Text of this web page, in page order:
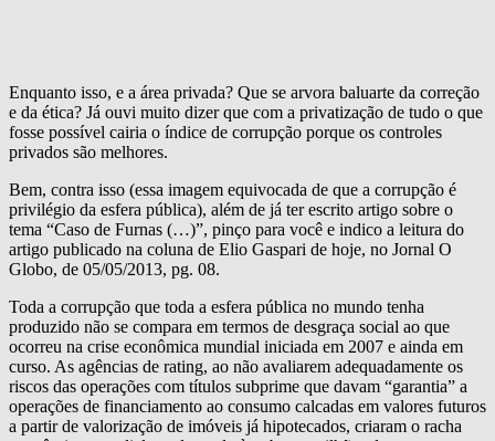
Enquanto isso, e a área privada? Que se arvora baluarte da correção
e da ética? Já ouvi muito dizer que com a privatização de tudo o que
fosse possível cairia o índice de corrupção porque os controles
privados são melhores.
Bem, contra isso (essa imagem equivocada de que a corrupção é
privilégio da esfera pública), além de já ter escrito artigo sobre o
tema “Caso de Furnas (…)”, pinço para você e indico a leitura do
artigo publicado na coluna de Elio Gaspari de hoje, no Jornal O
Globo, de 05/05/2013, pg. 08.
Toda a corrupção que toda a esfera pública no mundo tenha
produzido não se compara em termos de desgraça social ao que
ocorreu na crise econômica mundial iniciada em 2007 e ainda em
curso. As agências de rating, ao não avaliarem adequadamente os
riscos das operações com títulos subprime que davam “garantia” a
operações de financiamento ao consumo calcadas em valores futuros
a partir de valorização de imóveis já hipotecados, criaram o racha